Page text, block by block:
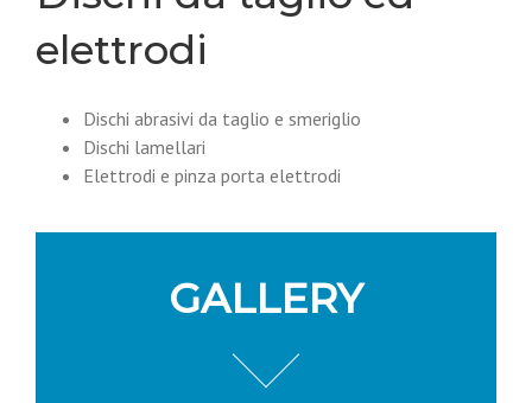
elettrodi
Dischi abrasivi da taglio e smeriglio
Dischi lamellari
Elettrodi e pinza porta elettrodi
GALLERY